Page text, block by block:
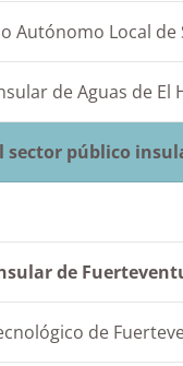
Autónomo Local de
de Aguas de El
sector público
de
de